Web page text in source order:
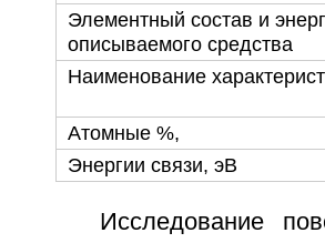
Элементный состав и
описываемого средства
Наименование
Атомные %,
Энергии связи, эВ
Исследование